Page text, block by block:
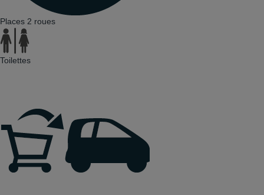
Places 2 roues
Toilettes